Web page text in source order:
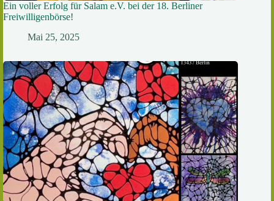
Ein voller Erfolg für Salam e.V. bei der 18. Berliner
Freiwilligenbörse!
Mai 25, 2025